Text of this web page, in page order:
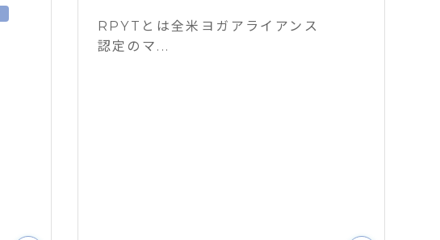
RPYTとは全米ヨガアライアンス
認定のマ...